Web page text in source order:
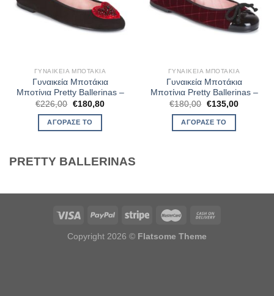
ΓΥΝΑΙΚΕΊΑ ΜΠΟΤΆΚΙΑ
Γυναικεία Μποτάκια
Μποτίνια Pretty Ballerinas –
€226,00 Original
was:
€226,00.
€180,80Η
ΑΓΌΡΑΣΈ ΤΟ
ΓΥΝΑΙΚΕΊΑ ΜΠΟΤΆΚΙΑ
Γυναικεία Μποτάκια
Μποτίνια Pretty Ballerinas –
€180,00 Original
was:
€180,00.
€135,00Η
ΑΓΌΡΑΣΈ ΤΟ
PRETTY BALLERINAS
Copyright 2026 © Flatsome Theme